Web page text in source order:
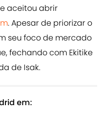
e aceitou abrir
. Apesar de priorizar o
seu foco de mercado
fechando com Ekitike
de Isak.
em: